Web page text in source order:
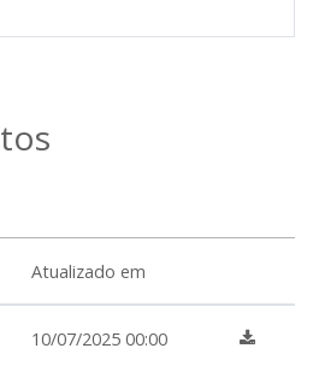
Atualizado em
10/07/2025 00:00